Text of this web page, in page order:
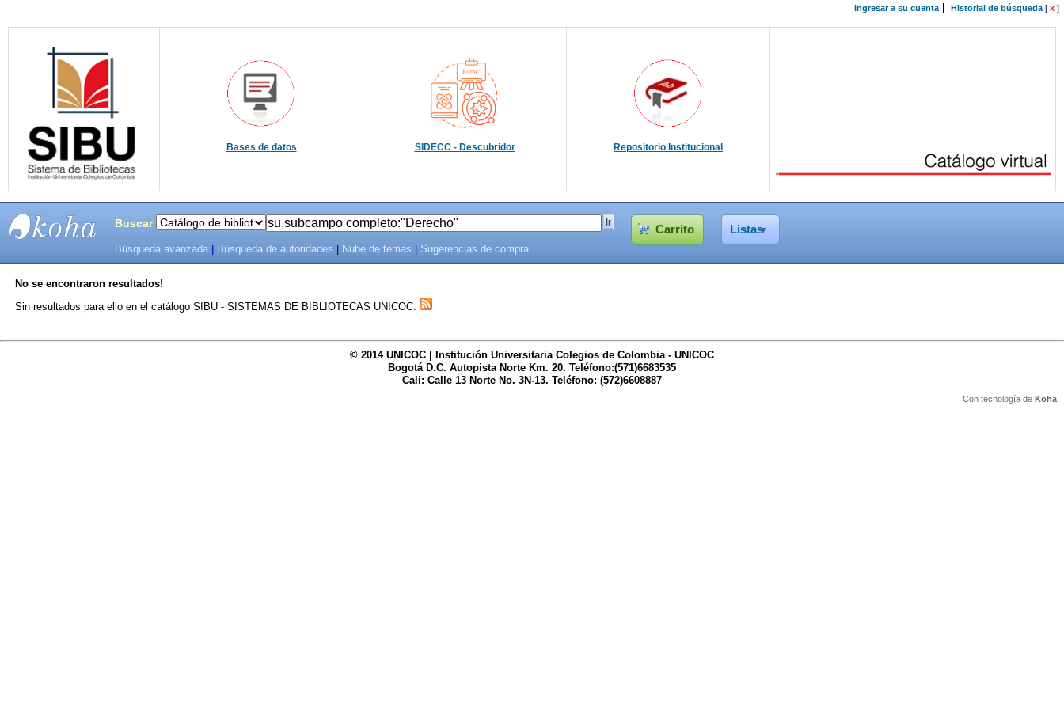
Ingresar a su cuenta Historial de búsqueda[ x ]
Bases de datos SIDECC - Descubridor Repositorio Institucional
SISTEMAS
Buscar Carrito Listas
Búsqueda avanzada Búsqueda de autoridades Nube de temas Sugerencias de compra
No se encontraron resultados!
Sin resultados para ello en el catálogo SIBU - SISTEMAS DE BIBLIOTECAS UNICOC.
© 2014 UNICOC | Institución Universitaria Colegios de Colombia - UNICOC
Bogotá D.C. Autopista Norte Km. 20. Teléfono:(571)6683535
Cali: Calle 13 Norte No. 3N-13. Teléfono: (572)6608887
Con tecnología de Koha